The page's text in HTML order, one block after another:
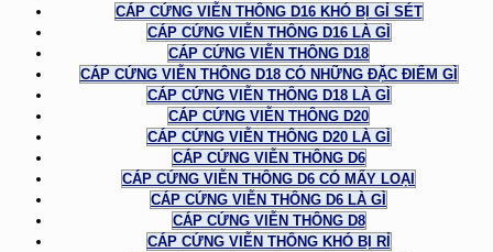
CÁP CỨNG VIỄN THÔNG D16 KHÓ BỊ GỈ SÉT
CÁP CỨNG VIỄN THÔNG D16 LÀ GÌ
CÁP CỨNG VIỄN THÔNG D18
CÁP CỨNG VIỄN THÔNG D18 CÓ NHỮNG ĐẶC ĐIỂM GÌ
CÁP CỨNG VIỄN THÔNG D18 LÀ GÌ
CÁP CỨNG VIỄN THÔNG D20
CÁP CỨNG VIỄN THÔNG D20 LÀ GÌ
CÁP CỨNG VIỄN THÔNG D6
CÁP CỨNG VIỄN THÔNG D6 CÓ MẤY LOẠI
CÁP CỨNG VIỄN THÔNG D6 LÀ GÌ
CÁP CỨNG VIỄN THÔNG D8
CÁP CỨNG VIỄN THÔNG KHÓ BỊ RỈ